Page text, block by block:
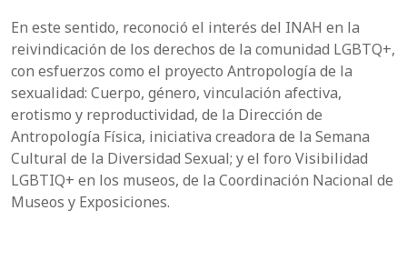
En este sentido, reconoció el interés del INAH en la
reivindicación de los derechos de la comunidad LGBTQ+,
con esfuerzos como el proyecto Antropología de la
sexualidad: Cuerpo, género, vinculación afectiva,
erotismo y reproductividad, de la Dirección de
Antropología Física, iniciativa creadora de la Semana
Cultural de la Diversidad Sexual; y el foro Visibilidad
LGBTIQ+ en los museos, de la Coordinación Nacional de
Museos y Exposiciones.